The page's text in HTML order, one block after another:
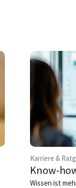
Karriere &
Know-
Wissen ist